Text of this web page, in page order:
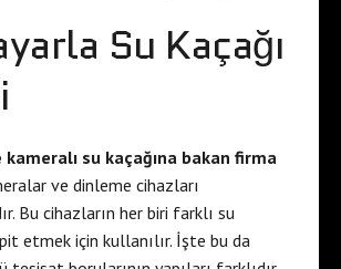
Su Kaçağı
kameralı su kaçağına bakan firma
ve dinleme cihazları
Bu cihazların her biri farklı su
etmek için kullanılır. İşte bu da